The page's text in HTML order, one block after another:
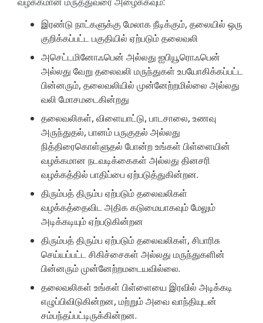
இரண்டு நாட்களுக்கு மேலாக நீடிக்கும், தலையில் ஒரு
குறிக்கப்பட்ட பகுதியில் ஏற்படும் தலைவலி
அசெட்டமினோஃபென் அல்லது ஐபியூரொஃபென்
அல்லது வேறு தலைவலி மருந்துகள் உபயோகிக்கப்பட்ட
பின்னரும், தலைவலியில் முன்னேற்றமில்லை அல்லது
வலி மோசமடைகின்றது
தலைவலிகள், விளையாட்டு, பாடசாலை, உணவு
அருந்துதல், பானம் பருகுதல் அல்லது
நித்திரைகொள்ளுதல் போன்ற உங்கள் பிள்ளையின்
வழக்கமான நடவடிக்கைகள் அல்லது தினசரி
வழக்கத்தில் பாதிப்பை ஏற்படுத்துகின்றன.
திரும்பத் திரும்ப ஏற்படும் தலைவலிகள்
வழக்கத்தைவிட அதிக கடுமையாகவும் மேலும்
அடிக்கடியும் ஏற்படுகின்றன
திரும்பத் திரும்ப ஏற்படும் தலைவலிகள், சிபாரிசு
செய்யப்பட்ட சிகிச்சைகள் அல்லது மருந்துகளின்
பின்னரும் முன்னேற்றமடையவில்லை.
தலைவலிகள் உங்கள் பிள்ளையை இரவில் அடிக்கடி
எழுப்பிவிடுகின்றன, மற்றும் அவை வாந்தியுடன்
சம்பந்தப்பட்டிருக்கின்றன.